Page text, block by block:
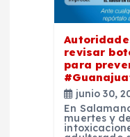
revisar
para
junio 30,
En
muertes y